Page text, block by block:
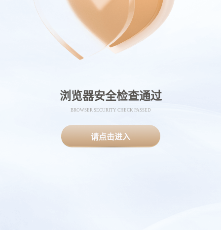
浏览器安全检查通过
BROWSER SECURITY CHECK PASSED
请点击进入